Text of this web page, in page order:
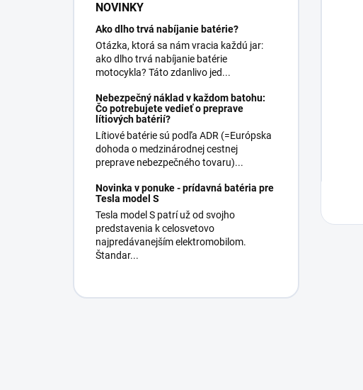
NOVINKY
Ako dlho trvá nabíjanie batérie?
Otázka, ktorá sa nám vracia každú jar:
ako dlho trvá nabíjanie batérie
motocykla? Táto zdanlivo jed...
Nebezpečný náklad v každom batohu:
Čo potrebujete vedieť o preprave
lítiových batérií?
Lítiové batérie sú podľa ADR (=Európska
dohoda o medzinárodnej cestnej
preprave nebezpečného tovaru)...
Novinka v ponuke - prídavná batéria pre
Tesla model S
Tesla model S patrí už od svojho
predstavenia k celosvetovo
najpredávanejším elektromobilom.
Štandar...